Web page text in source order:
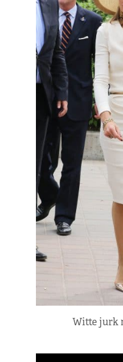
Witte jurk